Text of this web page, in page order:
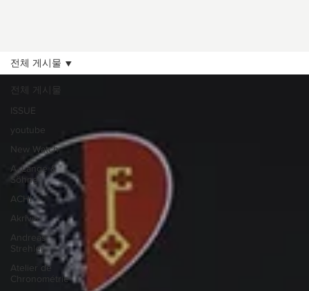
전체 게시물
ISSUE
youtube
New Watch
A. Lange &
Söhne
ACHI
Akrivia
Andreas
Strehler
Atelier de
Chronométrie
전체 게시물